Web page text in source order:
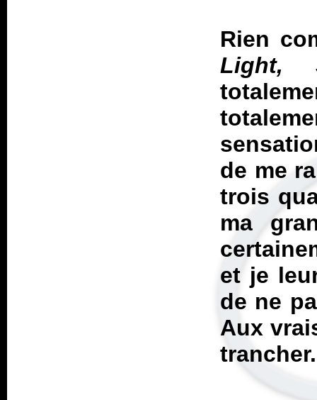
Rien
Light,
de me
trois
ma
et je
de ne
Aux
trancher.